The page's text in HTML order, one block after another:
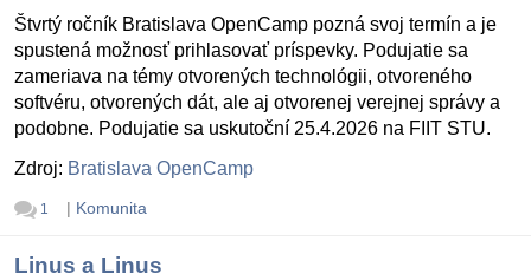
Štvrtý ročník Bratislava OpenCamp pozná svoj termín a je
spustená možnosť prihlasovať príspevky. Podujatie sa
zameriava na témy otvorených technológii, otvoreného
softvéru, otvorených dát, ale aj otvorenej verejnej správy a
podobne. Podujatie sa uskutoční 25.4.2026 na FIIT STU.
Zdroj: Bratislava OpenCamp
1 | Komunita
Linus a Linus